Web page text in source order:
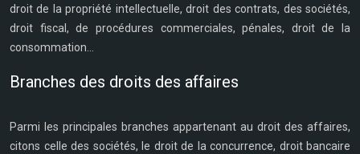
droit de la propriété intellectuelle, droit des contrats, des sociétés,
droit fiscal, de procédures commerciales, pénales, droit de la
consommation…
Branches des droits des affaires
Parmi les principales branches appartenant au droit des affaires,
citons celle des sociétés, le droit de la concurrence, droit bancaire